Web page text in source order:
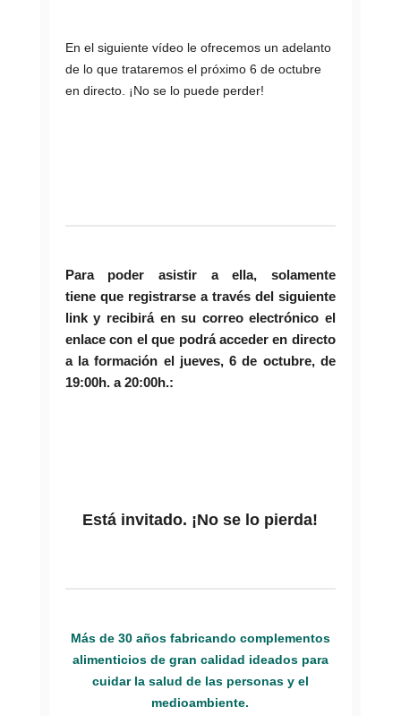
En el siguiente vídeo le ofrecemos un adelanto
de lo que trataremos el próximo 6 de octubre
en directo. ¡No se lo puede perder!
Para poder asistir a ella, solamente
tiene que registrarse a través del siguiente
link y recibirá en su correo electrónico el
enlace con el que podrá acceder en directo
a la formación el jueves, 6 de octubre, de
19:00h. a 20:00h.:
Está invitado. ¡No se lo pierda!
Más de 30 años fabricando complementos
alimenticios de gran calidad ideados para
cuidar la salud de las personas y el
medioambiente.